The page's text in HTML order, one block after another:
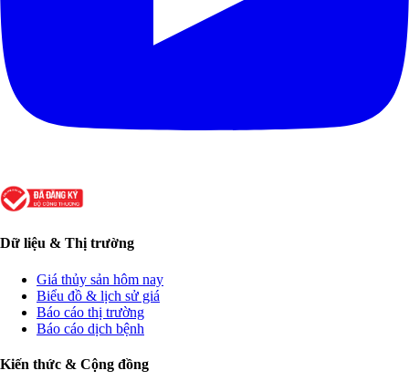
Dữ liệu & Thị trường
Giá thủy sản hôm nay
Biểu đồ & lịch sử giá
Báo cáo thị trường
Báo cáo dịch bệnh
Kiến thức & Cộng đồng